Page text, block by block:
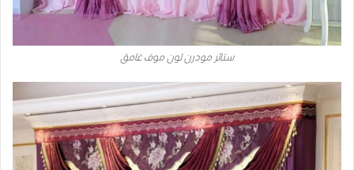
ستائر مودرن لون موف غامق